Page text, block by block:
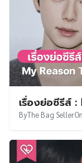
เรื่องย่อซีรีส์
ByThe Bag SellerOn